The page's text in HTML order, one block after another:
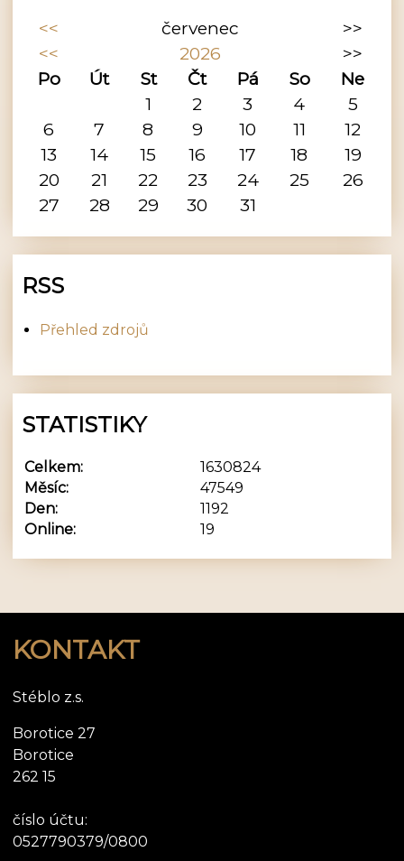
<< červenec
>>
<<
2026
>>
Po
Út St Čt Pá So
Ne
1
2 3 4
5
6
7 8 9 10 11
12
13
14 15 16 17 18
19
20
21 22 23 24 25
26
27
28 29 30 31
RSS
Přehled zdrojů
STATISTIKY
Online: 19
Celkem:
1630824
Měsíc:
47549
Den:
1192
KONTAKT
Stéblo z.s.
Borotice 27
Borotice
262 15
číslo účtu:
0527790379/0800